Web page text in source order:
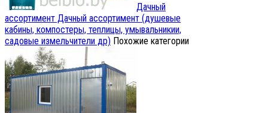
Дачный
ассортимент Дачный ассортимент (душевые
кабины, компостеры, теплицы, умывальникии,
садовые измельчители др) Похожие категории